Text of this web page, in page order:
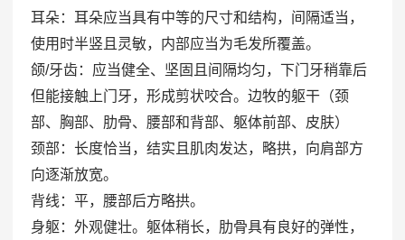
耳朵：耳朵应当具有中等的尺寸和结构，间隔适当，
使用时半竖且灵敏，内部应当为毛发所覆盖。
颌/牙齿：应当健全、坚固且间隔均匀，下门牙稍靠后
但能接触上门牙，形成剪状咬合。边牧的躯干（颈
部、胸部、肋骨、腰部和背部、躯体前部、皮肤）
颈部：长度恰当，结实且肌肉发达，略拱，向肩部方
向逐渐放宽。
背线：平，腰部后方略拱。
身躯：外观健壮。躯体稍长，肋骨具有良好的弹性，